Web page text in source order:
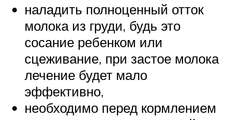
наладить полноценный отток
молока из груди, будь это
сосание ребенком или
сцеживание, при застое молока
лечение будет мало
эффективно,
необходимо перед кормлением